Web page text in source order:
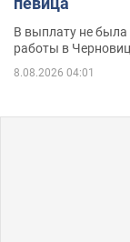
В выплату не была
работы в
8.08.2026 04:01